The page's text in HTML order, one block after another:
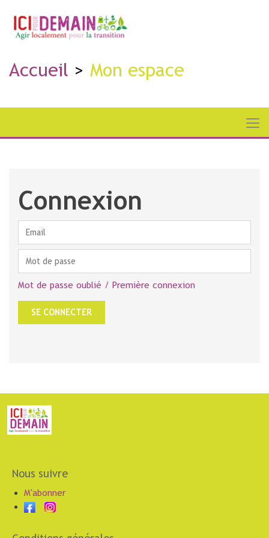
Accueil Mon espace
Connexion
Mot de passe oublié / Première connexion
Nous suivre
M'abonner